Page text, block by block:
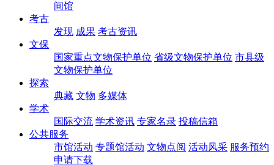
间馆
考古
发现 成果 考古资讯
文保
国家重点文物保护单位 省级文物保护单位 市县级
文物保护单位
探索
典藏 文物 多媒体
学术
国际交流 学术资讯 专家名录 投稿信箱
公共服务
市馆活动 专题馆活动 文物点阅 活动风采 服务预约
申请下载